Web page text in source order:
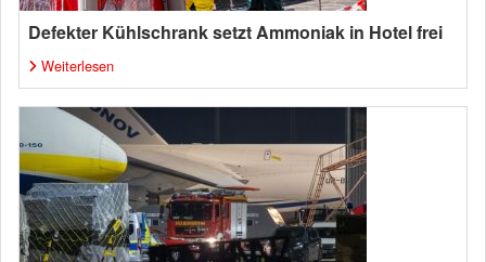
Defekter Kühlschrank setzt Ammoniak in Hotel frei
Weiterlesen